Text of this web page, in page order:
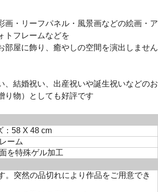
画・リーフパネル・風景画などの絵画・ア
トフレームなどを
部屋に飾り、癒やしの空間を演出しません
、結婚祝い、出産祝いや誕生祝いなどのお
り物）としても好評です
58 X 48 cm
ーム
を特殊ゲル加工
突然の品切れにより作品をご用意でき